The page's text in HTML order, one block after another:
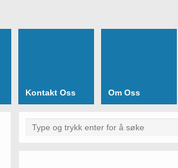
Kontakt Oss Om Oss